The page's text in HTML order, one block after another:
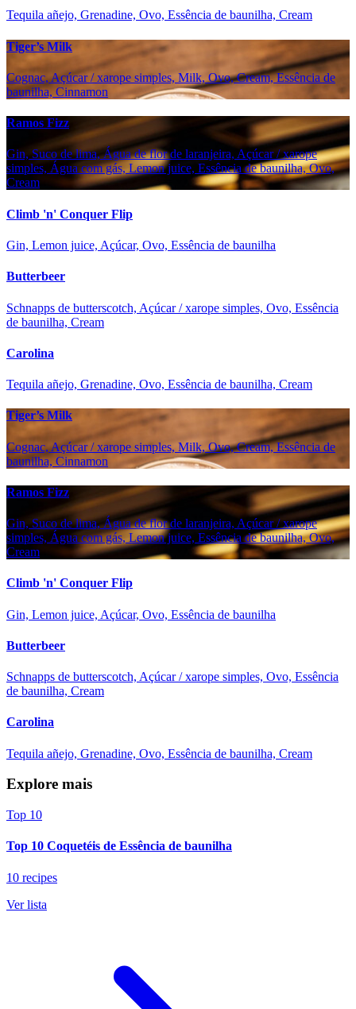
Tequila añejo, Grenadine, Ovo, Essência de baunilha, Cream
Tiger’s Milk
Cognac, Açúcar / xarope simples, Milk, Ovo, Cream, Essência de
baunilha, Cinnamon
Ramos Fizz
Gin, Suco de lima, Água de flor de laranjeira, Açúcar / xarope
simples, Água com gás, Lemon juice, Essência de baunilha, Ovo,
Cream
Climb 'n' Conquer Flip
Gin, Lemon juice, Açúcar, Ovo, Essência de baunilha
Butterbeer
Schnapps de butterscotch, Açúcar / xarope simples, Ovo, Essência
de baunilha, Cream
Carolina
Tequila añejo, Grenadine, Ovo, Essência de baunilha, Cream
Tiger’s Milk
Cognac, Açúcar / xarope simples, Milk, Ovo, Cream, Essência de
baunilha, Cinnamon
Ramos Fizz
Gin, Suco de lima, Água de flor de laranjeira, Açúcar / xarope
simples, Água com gás, Lemon juice, Essência de baunilha, Ovo,
Cream
Climb 'n' Conquer Flip
Gin, Lemon juice, Açúcar, Ovo, Essência de baunilha
Butterbeer
Schnapps de butterscotch, Açúcar / xarope simples, Ovo, Essência
de baunilha, Cream
Carolina
Tequila añejo, Grenadine, Ovo, Essência de baunilha, Cream
Explore mais
Top 10
Top 10 Coquetéis de Essência de baunilha
10 recipes
Ver lista